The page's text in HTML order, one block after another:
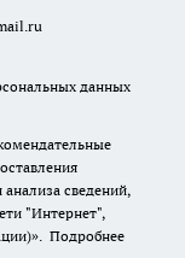
данных
сведений,
"Интернет",
Подробнее